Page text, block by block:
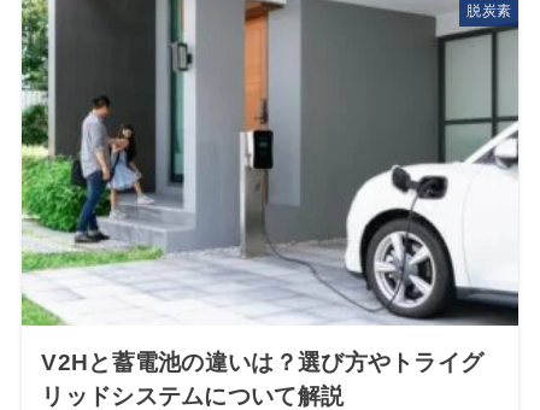
脱炭素
V2Hと蓄電池の違いは？選び方やトライグ
リッドシステムについて解説